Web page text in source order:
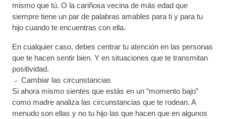
mismo que tú. O la cariñosa vecina de más edad que
siempre tiene un par de palabras amables para ti y para tu
hijo cuando te encuentras con ella.
En cualquier caso, debes centrar tu atención en las personas
que te hacen sentir bien. Y en situaciones que te transmitan
positividad.
Cambiar las circunstancias
Si ahora mismo sientes que estás en un “momento bajo”
como madre analiza las circunstancias que te rodean. A
menudo son ellas y no tu hijo las que hacen que en algunos